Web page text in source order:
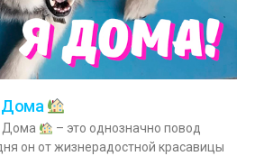
Дома
Дома
– это однозначно повод
он от жизнерадостной красавицы